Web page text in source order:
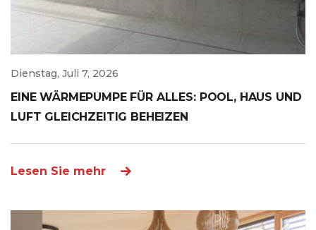
Dienstag, Juli 7, 2026
EINE WÄRMEPUMPE FÜR ALLES: POOL, HAUS UND
LUFT GLEICHZEITIG BEHEIZEN
Lesen Sie mehr